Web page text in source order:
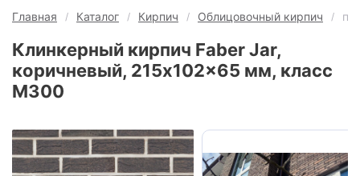
Главная Каталог Кирпич Облицовочный кирпич
Клинкерный кирпич Faber Jar,
коричневый, 215x102x65 мм, класс
М300